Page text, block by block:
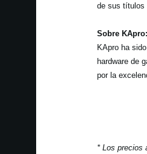
de sus títulos
Sobre KApro:
KApro ha
hardware de
por la
* Los precios